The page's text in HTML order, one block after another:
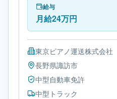
型自動車免許です。
給与
月給24万円
東京ピアノ運送株式会社
長野県諏訪市
中型自動車免許
中型トラック